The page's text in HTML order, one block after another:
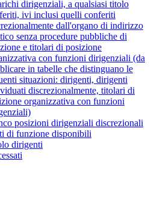
dirigenziali, a qualsiasi titolo
ivi inclusi quelli conferiti
dall'organo di indirizzo
senza procedure pubbliche di
e titolari di posizione
con funzioni dirigenziali (da
in tabelle che distinguano le
situazioni: dirigenti, dirigenti
discrezionalmente, titolari di
organizzativa con funzioni
posizioni dirigenziali discrezionali
di funzione disponibili
dirigenti